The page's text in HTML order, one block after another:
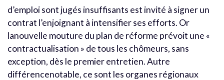
d’emploi sont jugés insuffisants est invité à signer un
contrat l’enjoignant à intensifier ses efforts. Or
lanouvelle mouture du plan de réforme prévoit une «
contractualisation » de tous les chômeurs, sans
exception, dès le premier entretien. Autre
différencenotable, ce sont les organes régionaux